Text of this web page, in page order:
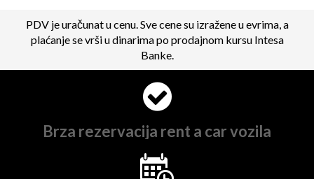
PDV je uračunat u cenu. Sve cene su izražene u evrima, a
plaćanje se vrši u dinarima po prodajnom kursu Intesa
Banke.
Brza rezervacija rent a car vozila